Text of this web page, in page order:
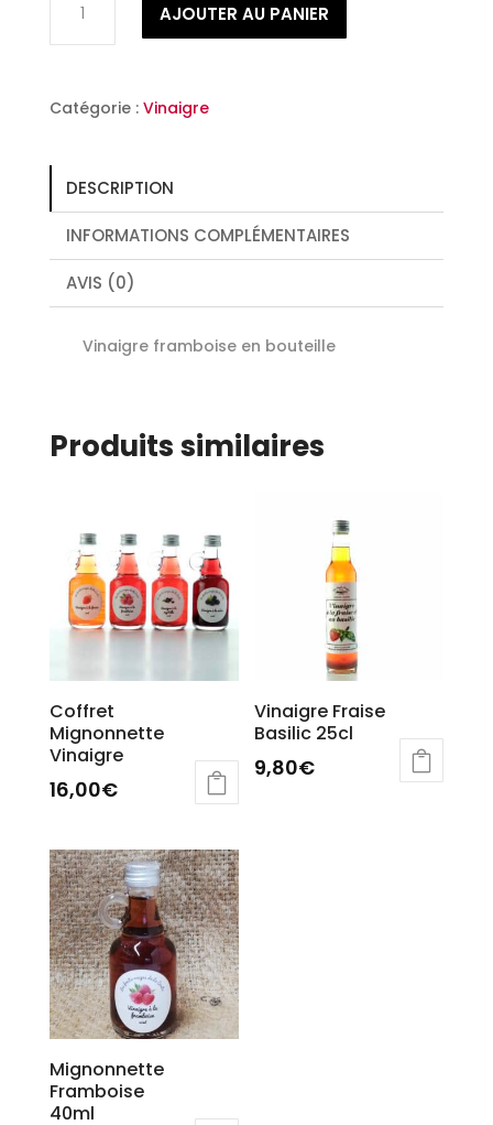
Vinaigre
AJOUTER AU PANIER
Catégorie : Vinaigre
DESCRIPTION
INFORMATIONS COMPLÉMENTAIRES
AVIS (0)
Vinaigre framboise en bouteille
Produits similaires
Coffret
Mignonnette
Vinaigre
16,00€
Vinaigre Fraise
Basilic 25cl
9,80€
Mignonnette
Framboise
40ml